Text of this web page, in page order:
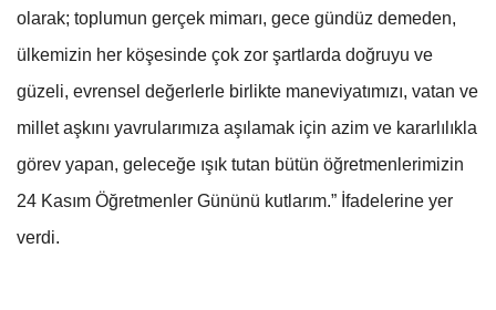
olarak; toplumun gerçek mimarı, gece gündüz demeden,
ülkemizin her köşesinde çok zor şartlarda doğruyu ve
güzeli, evrensel değerlerle birlikte maneviyatımızı, vatan ve
millet aşkını yavrularımıza aşılamak için azim ve kararlılıkla
görev yapan, geleceğe ışık tutan bütün öğretmenlerimizin
24 Kasım Öğretmenler Gününü kutlarım.” İfadelerine yer
verdi.